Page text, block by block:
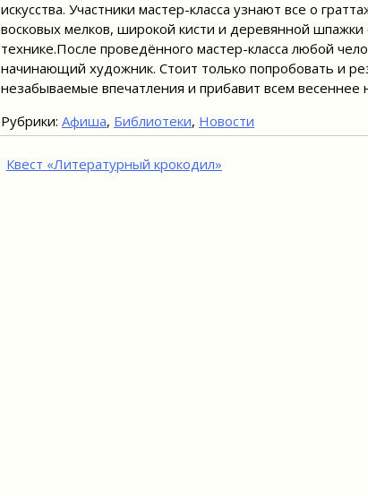
искусства. Участники мастер-класса узнают все о
восковых мелков, широкой кисти и деревянной
технике.После проведённого мастер-класса любой
начинающий художник. Стоит только попробовать и
незабываемые впечатления и прибавит всем весеннее
Рубрики: Афиша, Библиотеки, Новости
Навигация
Квест «Литературный крокодил»